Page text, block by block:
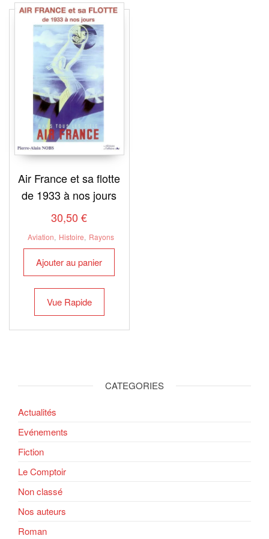
Air France et sa flotte
de 1933 à nos jours
30,50€
Aviation, Histoire, Rayons
Ajouter au panier
Vue Rapide
CATEGORIES
Actualités
Evénements
Fiction
Le Comptoir
Non classé
Nos auteurs
Roman